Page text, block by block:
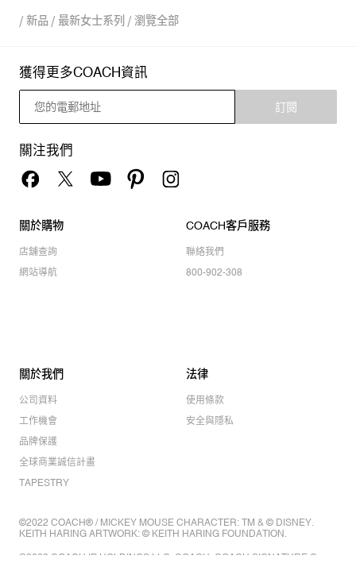
/ 新品 / 最新女士系列 / 瀏覽全部
獲得更多COACH資訊
訂閱
關注我們
關於購物
店舖查詢
網站導航
COACH客戶服務
聯絡我們
800-902-308
關於我們
公司資料
工作機會
品牌保護
全球商業誠信計畫
TAPESTRY
法律
使用條款
安全與隱私
©2022 COACH® / MICKEY MOUSE CHARACTER: TM & © DISNEY.
KEITH HARING ARTWORK: © KEITH HARING FOUNDATION.
©2022 COACH IP HOLDINGS LLC. COACH, COACH SIGNATURE C